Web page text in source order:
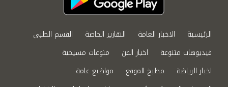
الرئيسية الاخبار العامة التقارير الخاصة
القسم الطبي
فيديوهات متنوعة
اخبار الفن
منوعات مسيحية
اخبار الرياضة
مطبخ الموقع
مواضيع عامة